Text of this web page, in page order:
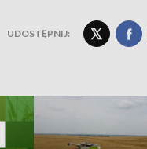
UDOSTĘPNIJ: